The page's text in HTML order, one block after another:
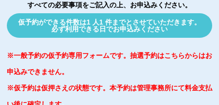
すべての必要事項をご記入の上、お申込みください。
仮予約ができる件数は1 人1 件までとさせていただきます。
必ず利用できる日でお申込みください
※一般予約の仮予約専用フォームです。抽選予約はこちらからはお
申込みできません。
※仮予約は仮押さえの状態です。本予約は管理事務所にて料金支払